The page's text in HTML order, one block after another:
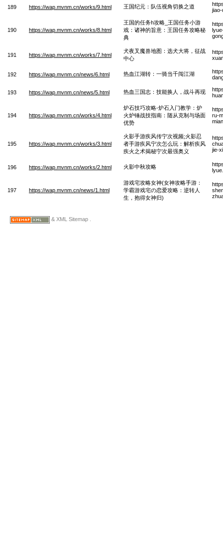
189 https://wap.mvnm.cn/works/9.html 王国纪元：队伍视角切换之道
190 https://wap.mvnm.cn/works/8.html
王国的任务h攻略_王国任务小游
戏：诸神的旨意：王国任务攻略秘
典
191 https://wap.mvnm.cn/works/7.html
犬夜叉魔兽地图：选犬大将，征战
中心
192 https://wap.mvnm.cn/news/6.html 热血江湖转：一骑当千闯江湖
193 https://wap.mvnm.cn/news/5.html 热血三国志：技能换人，战斗再现
194 https://wap.mvnm.cn/works/4.html
炉石技巧攻略-炉石入门教学：炉
火炉锤战技指南：随从克制与场面
优势
ru-
195 https://wap.mvnm.cn/works/3.html
火影手游疾风传宁次视频;火影忍
者手游疾风宁次怎么玩：解析疾风
疾火之术揭秘宁次最强奥义
jie-
196 https://wap.mvnm.cn/works/2.html 火影中秋攻略
197 https://wap.mvnm.cn/news/1.html
游戏宅攻略女神(女神攻略手游：
学霸游戏宅の恋爱攻略：逆转人
生，抱得女神归)
& XML Sitemap .